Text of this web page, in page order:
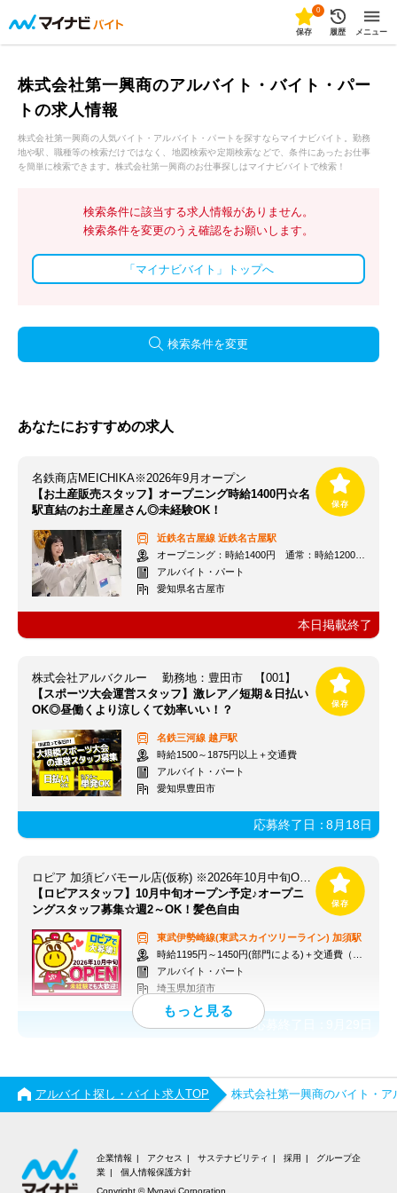
0
保存 履歴 メニュー
株式会社第一興商のアルバイト・バイト・パー
トの求人情報
株式会社第一興商の人気バイト・アルバイト・パートを探すならマイナビバイト。勤務
地や駅、職種等の検索だけではなく、地図検索や定期検索などで、条件にあったお仕事
を簡単に検索できます。株式会社第一興商のお仕事探しはマイナビバイトで検索！
検索条件に該当する求人情報がありません。
検索条件を変更のうえ確認をお願いします。
「マイナビバイト」トップへ
検索条件を変更
あなたにおすすめの求人
名鉄商店MEICHIKA※2026年9月オープン
【お土産販売スタッフ】オープニング時給1400円☆名
駅直結のお土産屋さん◎未経験OK！
近鉄名古屋線 近鉄名古屋駅
オープニング：時給1400円 通常：時給1200円～＋交通費全額支給
アルバイト・パート
愛知県名古屋市
本日掲載終了
株式会社アルバクルー 勤務地：豊田市 【001】
【スポーツ大会運営スタッフ】激レア／短期＆日払い
OK◎昼働くより涼しくて効率いい！？
名鉄三河線 越戸駅
時給1500～1875円以上＋交通費
アルバイト・パート
愛知県豊田市
応募終了日：8月18日
ロピア 加須ビバモール店(仮称) ※2026年10月中旬OPEN予定
【ロピアスタッフ】10月中旬オープン予定♪オープニ
ングスタッフ募集☆週2～OK！髪色自由
東武伊勢崎線(東武スカイツリーライン) 加須駅
時給1195円～1450円(部門による)＋交通費（社内規定）
アルバイト・パート
埼玉県加須市
応募終了日：
アルバイト探し・バイト求人TOP 株式会社第一興商のバイト・ア
企業情報 アクセス サステナビリティ 採用
グループ企
業
個人情報保護方針
Copyright © Mynavi Corporation